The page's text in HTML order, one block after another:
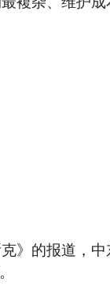
》的报道，